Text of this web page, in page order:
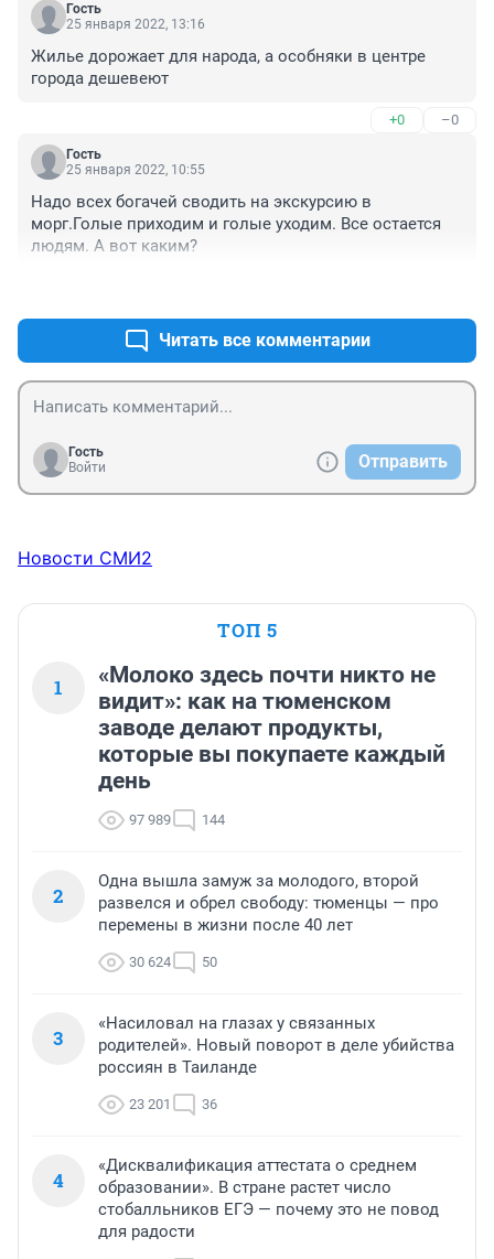
Гость
25 января 2022, 13:16
Жилье дорожает для народа, а особняки в центре
города дешевеют
+0 –0
Гость
25 января 2022, 10:55
Надо всех богачей сводить на экскурсию в
морг.Голые приходим и голые уходим. Все остается
людям. А вот каким?
Читать все комментарии
Гость
Войти
Отправить
Новости СМИ2
ТОП 5
1
«Молоко здесь почти никто не
видит»: как на тюменском
заводе делают продукты,
которые вы покупаете каждый
день
97 989 144
2
Одна вышла замуж за молодого, второй
развелся и обрел свободу: тюменцы — про
перемены в жизни после 40 лет
30 624 50
3
«Насиловал на глазах у связанных
родителей». Новый поворот в деле убийства
россиян в Таиланде
23 201 36
4
«Дисквалификация аттестата о среднем
образовании». В стране растет число
стобалльников ЕГЭ — почему это не повод
для радости